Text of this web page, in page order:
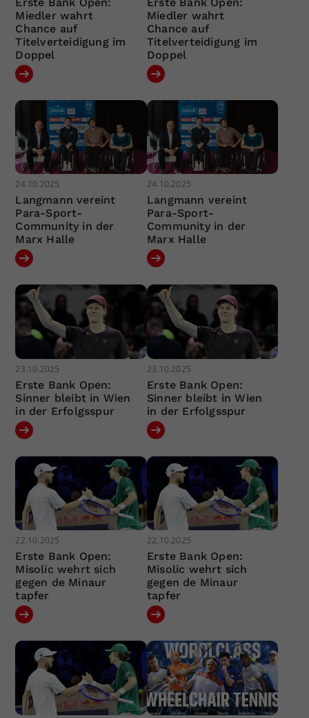
Miedler wahrt
Chance auf
Titelverteidigung im
Doppel
Miedler wahrt
Chance auf
Titelverteidigung im
Doppel
24.10.2025
Langmann vereint
Para-Sport-
Community in der
Marx Halle
24.10.2025
Langmann vereint
Para-Sport-
Community in der
Marx Halle
23.10.2025
Erste Bank Open:
Sinner bleibt in Wien
in der Erfolgsspur
23.10.2025
Erste Bank Open:
Sinner bleibt in Wien
in der Erfolgsspur
22.10.2025
Erste Bank Open:
Misolic wehrt sich
gegen de Minaur
tapfer
22.10.2025
Erste Bank Open:
Misolic wehrt sich
gegen de Minaur
tapfer